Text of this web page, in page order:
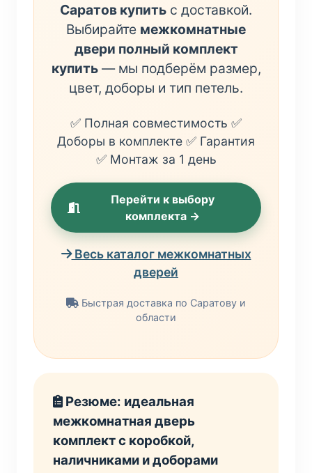
Саратов купить с доставкой.
Выбирайте межкомнатные
двери полный комплект
купить— мы подберём размер,
цвет, доборы и тип петель.
✅ Полная совместимость ✅
Доборы в комплекте ✅ Гарантия
✅ Монтаж за 1 день
Перейти к выбору
комплекта →
Весь каталог межкомнатных
дверей
Быстрая доставка по Саратову и
области
Резюме: идеальная
межкомнатная дверь
комплект с коробкой,
наличниками и доборами